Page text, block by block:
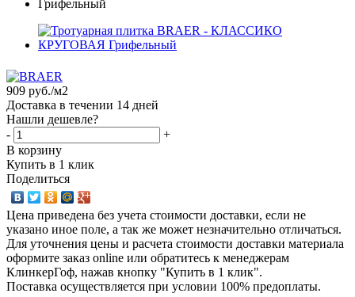
909 руб./м2
Доставка в течении 14 дней
Нашли дешевле?
-
+
В корзину
Купить в 1 клик
Поделиться
Цена приведена без учета стоимости доставки, если не
указано иное поле, а так же может незначительно отличаться.
Для уточнения цены и расчета стоимости доставки материала
оформите заказ online или обратитесь к менеджерам
КлинкерГоф, нажав кнопку "Купить в 1 клик".
Поставка осуществляется при условии 100% предоплаты.